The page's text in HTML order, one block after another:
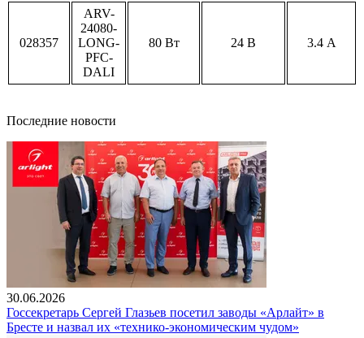
028357
ARV-
24080-
LONG-
PFC-
DALI
80 Вт 24 В 3.4 А
Последние новости
30.06.2026
Госсекретарь Сергей Глазьев посетил заводы «Арлайт» в
Бресте и назвал их «технико-экономическим чудом»